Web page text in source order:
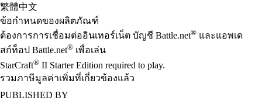
繁體中文
ข้อกำหนดของผลิตภัณฑ์
ต้องการการเชื่อมต่ออินเทอร์เน็ต บัญชี Battle.net® และแอพเด
สก์ท็อป Battle.net® เพื่อเล่น
StarCraft® II Starter Edition required to play.
รวมภาษีมูลค่าเพิ่มที่เกี่ยวข้องแล้ว
PUBLISHED BY